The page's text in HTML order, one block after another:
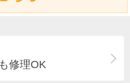
修理OK